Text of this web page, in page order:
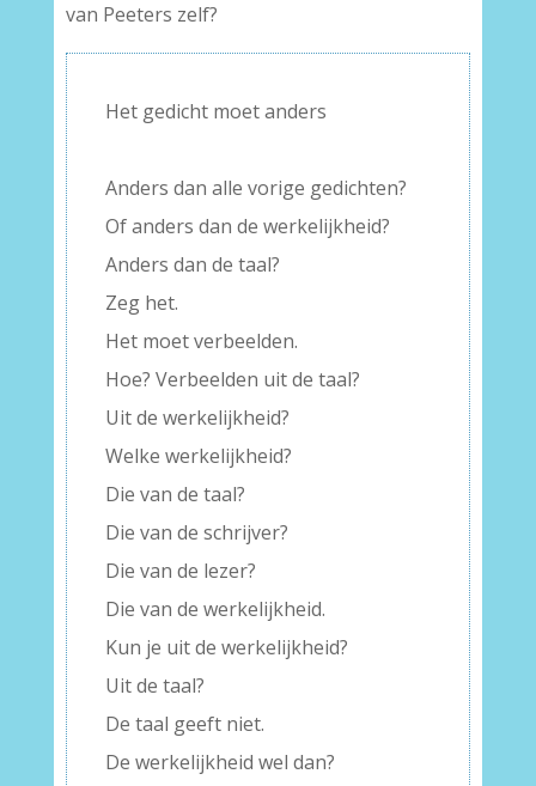
van Peeters zelf?
Het gedicht moet anders
Anders dan alle vorige gedichten?
Of anders dan de werkelijkheid?
Anders dan de taal?
Zeg het.
Het moet verbeelden.
Hoe? Verbeelden uit de taal?
Uit de werkelijkheid?
Welke werkelijkheid?
Die van de taal?
Die van de schrijver?
Die van de lezer?
Die van de werkelijkheid.
Kun je uit de werkelijkheid?
Uit de taal?
De taal geeft niet.
De werkelijkheid wel dan?